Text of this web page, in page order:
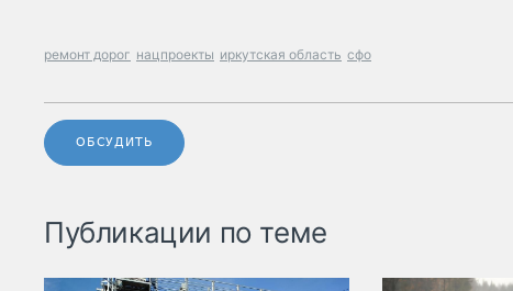
ремонт дорог нацпроекты иркутская область сфо
ОБСУДИТЬ
Публикации по теме